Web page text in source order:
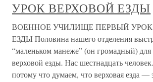
УРОК ВЕРХОВОЙ ЕЗДЫ
ВОЕННОЕ УЧИЛИЩЕ ПЕРВЫЙ
ЕЗДЫ Половина нашего отделения
“маленьком манеже” (он громадный) для
верховой езды. Нас шестнадцать
потому что думаем, что верховая езда —